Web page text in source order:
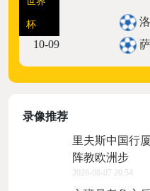
10:30
10-09
杯
洛
萨
录像推荐
里夫斯中国行
阵教欧洲步
2026-08-07 20:54